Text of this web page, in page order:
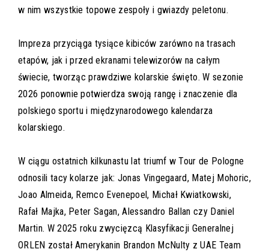
w nim wszystkie topowe zespoły i gwiazdy peletonu.
Impreza przyciąga tysiące kibiców zarówno na trasach
etapów, jak i przed ekranami telewizorów na całym
świecie, tworząc prawdziwe kolarskie święto. W sezonie
2026 ponownie potwierdza swoją rangę i znaczenie dla
polskiego sportu i międzynarodowego kalendarza
kolarskiego.
W ciągu ostatnich kilkunastu lat triumf w Tour de Pologne
odnosili tacy kolarze jak: Jonas Vingegaard, Matej Mohoric,
Joao Almeida, Remco Evenepoel, Michał Kwiatkowski,
Rafał Majka, Peter Sagan, Alessandro Ballan czy Daniel
Martin. W 2025 roku zwycięzcą Klasyfikacji Generalnej
ORLEN został Amerykanin Brandon McNulty z UAE Team